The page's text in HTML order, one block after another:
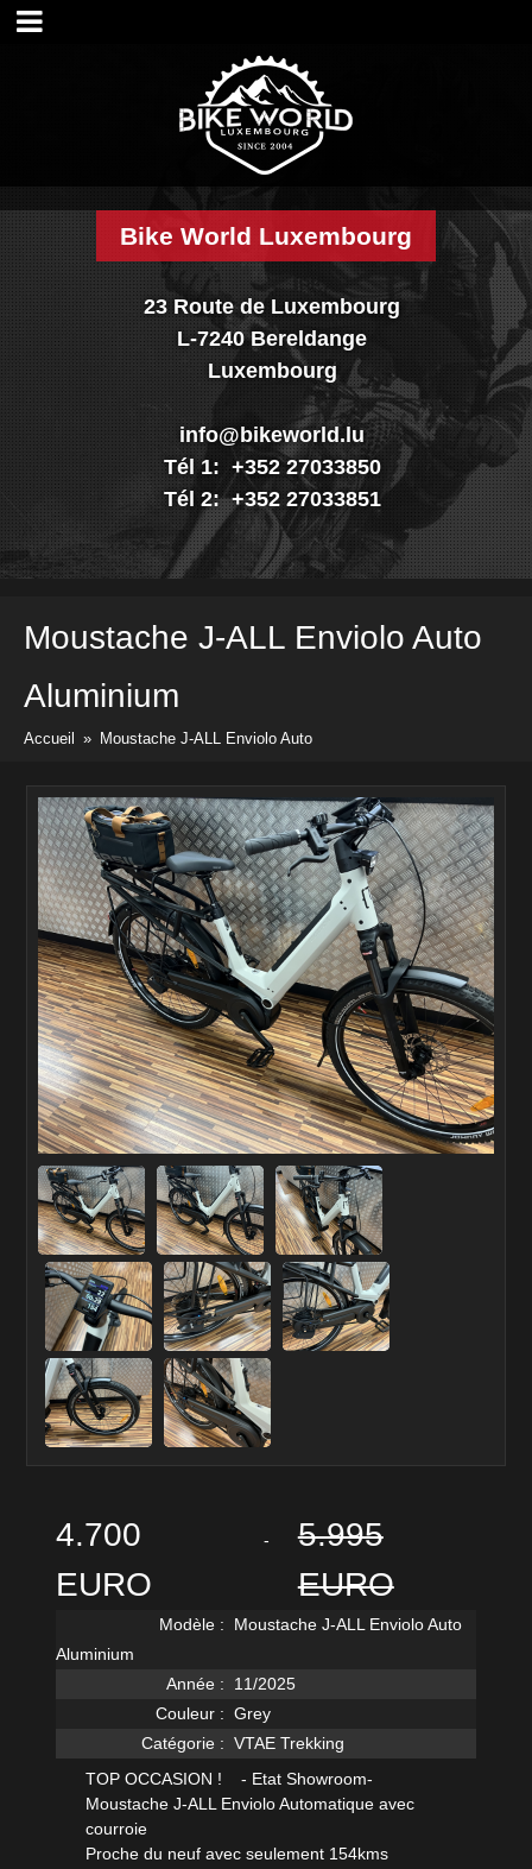
Accueil
Nos marques
Nos réalisations
Nouveautés
Promo
Vélos
Textiles & casques
Occasions
Vélos
Pièces & Accessoires
Listes des prix
Divers docs
Bike World Luxembourg
23 Route de Luxembourg
L-7240 Bereldange
Luxembourg
info@bikeworld.lu
Tél 1: +352 27033850
Tél 2: +352 27033851
Moustache J-ALL Enviolo Auto
Aluminium
Accueil » Moustache J-ALL Enviolo Auto
4.700
EURO
-
5.995
EURO
Modèle :
Moustache J-ALL Enviolo Auto
Aluminium
Année :
11/2025
Couleur : Grey
Catégorie : VTAE Trekking
TOP OCCASION ! - Etat Showroom-
Moustache J-ALL Enviolo Automatique avec
courroie
Proche du neuf avec seulement 154kms